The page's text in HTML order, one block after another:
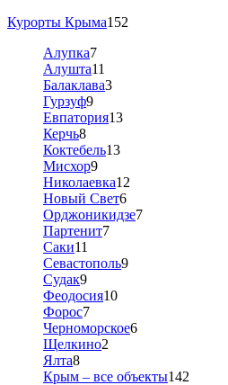
Курорты Крыма152
Алупка7
Алушта11
Балаклава3
Гурзуф9
Евпатория13
Керчь8
Коктебель13
Мисхор9
Николаевка12
Новый Свет6
Орджоникидзе7
Партенит7
Саки11
Севастополь9
Судак9
Феодосия10
Форос7
Черноморское6
Щелкино2
Ялта8
Крым – все объекты142